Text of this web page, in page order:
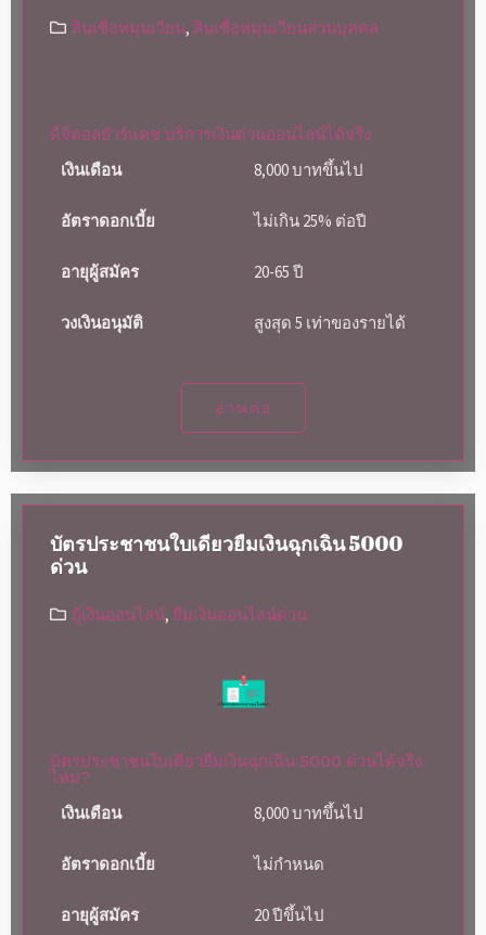
สินเชื่อหมุนเวียน, สินเชื่อหมุนเวียนส่วนบุคคล
ดิจิตอลยัวร์แคช บริการเงินด่วนออนไลน์ได้จริง
เงินเดือน
8,000 บาทขึ้นไป
อัตราดอกเบี้ย ไม่เกิน 25% ต่อปี
อายุผู้สมัคร 20-65 ปี
วงเงินอนุมัติ สูงสุด 5 เท่าของรายได้
อ่านต่อ
บัตรประชาชนใบเดียวยืมเงินฉุกเฉิน 5000
ด่วน
กู้เงินออนไลน์, ยืมเงินออนไลน์ด่วน
บัตรประชาชนใบเดียวยืมเงินฉุกเฉิน 5000 ด่วนได้จริง
ไหม?
เงินเดือน
8,000 บาทขึ้นไป
อัตราดอกเบี้ย ไม่กำหนด
อายุผู้สมัคร 20 ปีขึ้นไป